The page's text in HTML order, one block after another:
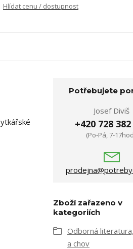
Hlídat cenu / dostupnost
Potřebujete
Josef Diviš
+420 728
(Po-Pá, 7-
Zboží zařazeno v
kategoriích
Odborná
a chov